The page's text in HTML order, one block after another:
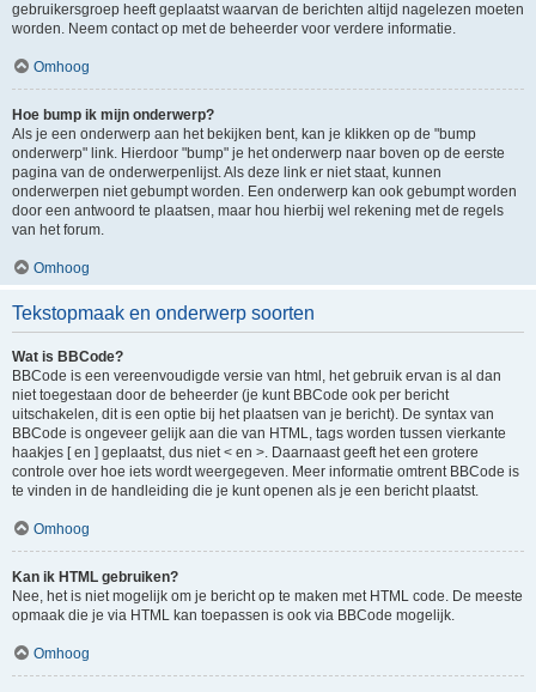
gebruikersgroep heeft geplaatst waarvan de berichten altijd nagelezen moeten
worden. Neem contact op met de beheerder voor verdere informatie.
Omhoog
Hoe bump ik mijn onderwerp?
Als je een onderwerp aan het bekijken bent, kan je klikken op de "bump
onderwerp" link. Hierdoor "bump" je het onderwerp naar boven op de eerste
pagina van de onderwerpenlijst. Als deze link er niet staat, kunnen
onderwerpen niet gebumpt worden. Een onderwerp kan ook gebumpt worden
door een antwoord te plaatsen, maar hou hierbij wel rekening met de regels
van het forum.
Omhoog
Tekstopmaak en onderwerp soorten
Wat is BBCode?
BBCode is een vereenvoudigde versie van html, het gebruik ervan is al dan
niet toegestaan door de beheerder (je kunt BBCode ook per bericht
uitschakelen, dit is een optie bij het plaatsen van je bericht). De syntax van
BBCode is ongeveer gelijk aan die van HTML, tags worden tussen vierkante
haakjes [ en ] geplaatst, dus niet < en >. Daarnaast geeft het een grotere
controle over hoe iets wordt weergegeven. Meer informatie omtrent BBCode is
te vinden in de handleiding die je kunt openen als je een bericht plaatst.
Omhoog
Kan ik HTML gebruiken?
Nee, het is niet mogelijk om je bericht op te maken met HTML code. De meeste
opmaak die je via HTML kan toepassen is ook via BBCode mogelijk.
Omhoog